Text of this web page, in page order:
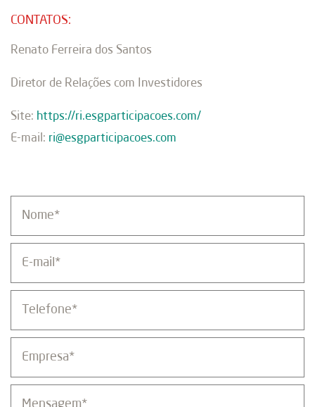
CONTATOS:
Renato Ferreira dos Santos
Diretor de Relações com Investidores
Site: https://ri.esgparticipacoes.com/
E-mail: ri@esgparticipacoes.com